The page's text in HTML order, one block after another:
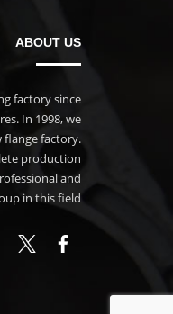
ABOUT US
factory since
In 1998, we
flange factory.
production
and
in this field.